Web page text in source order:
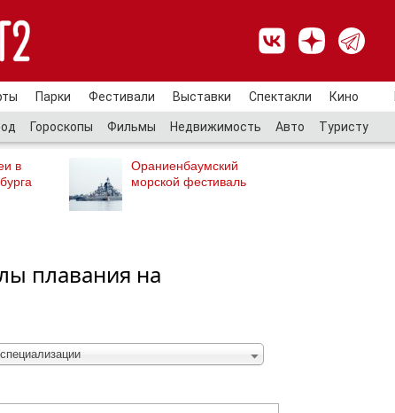
Парки Фестивали Выставки Спектакли Кино
Гороскопы Фильмы Недвижимость Авто Туристу
в
Ораниенбаумский
морской фестиваль
плавания на